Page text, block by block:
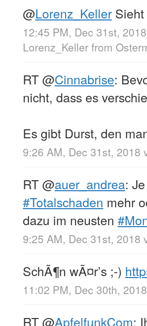
@Lorenz_Keller
12:45 PM, Dec 31st, 2018
Lorenz_Keller from
RT@Cinnabrise:
nicht, dass es
Es gibt Durst, den
9:26 AM, Dec 31st, 2018
RT@auer_andrea:
#Totalschaden mehr
dazu im neusten
9:25 AM, Dec 31st, 2018
SchÃ¶n wÃ¤r’s ;-)
11:02 PM, Dec 30th, 2018
RT@ApfelfunkCom: